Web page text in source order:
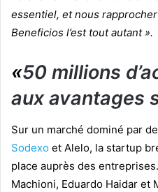
essentiel, et nous
Beneficios l’est tout autant ».
«50 millions
aux avantages
Sur un marché dominé par
Sodexo et Alelo, la startup
place auprès des
Machioni, Eduardo Haidar et